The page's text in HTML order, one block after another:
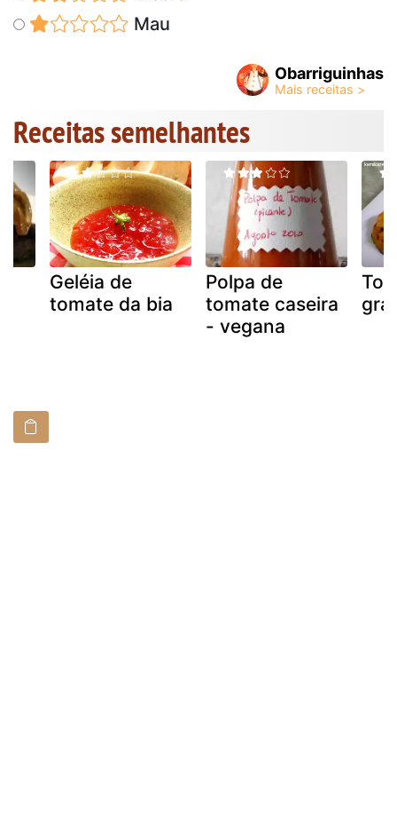
Mau
Obarriguinhas
Receitas semelhantes
Geléia de
tomate da bia
Polpa de
tomate caseira
- vegana